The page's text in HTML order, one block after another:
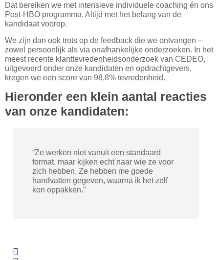
Dat bereiken we met intensieve individuele coaching én ons
Post-HBO programma. Altijd met het belang van de
kandidaat voorop.
We zijn dan ook trots op de feedback die we ontvangen –
zowel persoonlijk als via onafhankelijke onderzoeken. In het
meest recente klanttevredenheidsonderzoek van CEDEO,
uitgevoerd onder onze kandidaten en opdrachtgevers,
kregen we een score van 98,8% tevredenheid.
Hieronder een klein aantal reacties
van onze kandidaten:
“Ze werken niet vanuit een standaard
format, maar kijken echt naar wie ze voor
zich hebben. Ze hebben me goede
handvatten gegeven, waarna ik het zelf
kon oppakken.”